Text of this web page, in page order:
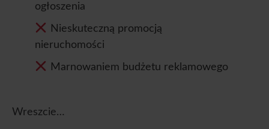
ogłoszenia
Nieskuteczną promocją
nieruchomości
Marnowaniem budżetu reklamowego
Wreszcie…